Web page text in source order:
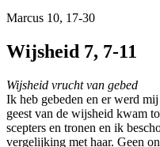
Marcus 10, 17-30
Wijsheid 7, 7-11
Wijsheid vrucht van gebed
Ik heb gebeden en er werd
geest van de wijsheid kwam
scepters en tronen en ik
vergelijking met haar. Geen